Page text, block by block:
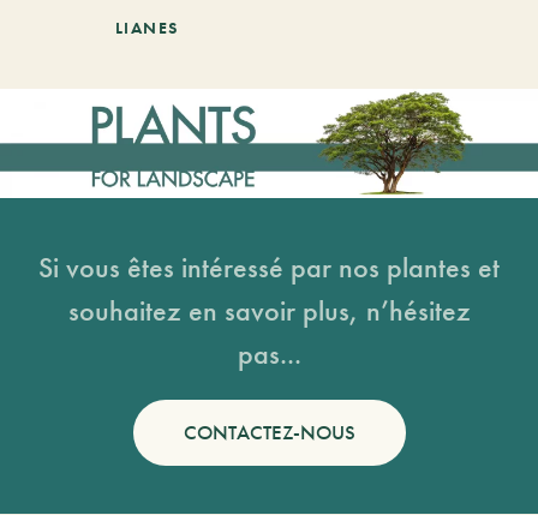
LIANES
Si vous êtes intéressé par nos plantes et
souhaitez en savoir plus, n’hésitez
pas...
CONTACTEZ-NOUS